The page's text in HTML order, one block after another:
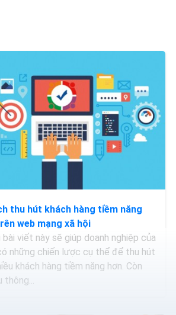
thu hút khách hàng tiềm năng
web mạng xã hội
bài viết này sẽ giúp doanh nghiệp của
những chiến lược cụ thể để thu hút
khách hàng tiềm năng hơn. Còn